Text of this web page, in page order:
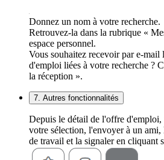
Donnez un nom à votre recherche.
Retrouvez-la dans la rubrique «
espace personnel.
Vous souhaitez recevoir par e-mail
d'emploi liées à votre recherche ?
la réception ».
7. Autres fonctionnalités
Depuis le détail de l'offre d'emploi,
votre sélection, l'envoyer à un
de travail et la signaler en cliquant